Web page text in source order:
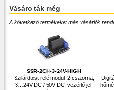
Vásárolták még
A következő termékeket más vásárlók
SSR-2CH-3-24V-HIGH
Szilárdtest relé modul, 2 csatorna,
3…24V DC / 50V DC, vezérlő jel: